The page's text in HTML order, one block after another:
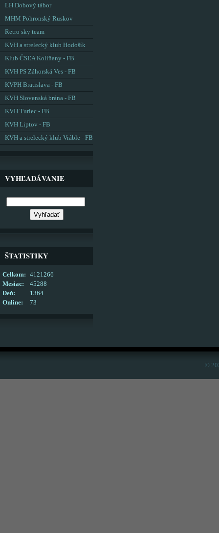
LH Dobový tábor
MHM Pohronský Ruskov
Retro sky team
KVH a strelecký klub Hodošík
Klub ČSĽA Kolíňany - FB
KVH PS Záhorská Ves - FB
KVPH Bratislava - FB
KVH Slovenská brána - FB
KVH Turiec - FB
KVH Liptov - FB
KVH a strelecký klub Vráble - FB
VYHĽADÁVANIE
ŠTATISTIKY
Online: 73
Celkom:
4121266
Mesiac:
45288
Deň:
1364
©